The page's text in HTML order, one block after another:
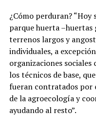
¿Cómo perduran?
parque huerta –huertas
terrenos largos y
individuales, a
organizaciones
los técnicos de base,
fueran contratados por
de la agroecología y
ayudando al resto”.